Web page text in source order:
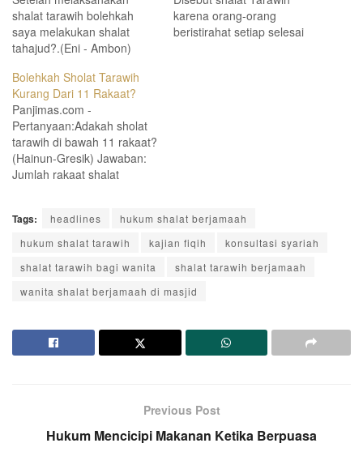
shalat tarawih bolehkah
saya melakukan shalat
tahajud?.(Eni - Ambon)
melaksanakan shalat
tahajud setelah shalat
tarawih banyak ulama yang
berpendapat bahwa hal itu
di perbolehkan,namun
bagaimanakah cara
melakukan shalat tahajud
witir 2 kali dalam satu
malam? Ada…
karena orang-orang
beristirahat setiap selesai
diriwayatkan oleh Bukhari
(Kitab:at-Tahajud…
Bolehkah Sholat Tarawih
Kurang Dari 11 Rakaat?
Panjimas.com -
Pertanyaan:Adakah sholat
tarawih di bawah 11 rakaat?
(Hainun-Gresik) Jawaban:
Jumlah rakaat shalat
ubah,hanya saja Rasulullah
pernah bersabda: صلاة الليل
الصبح صلى ركعة واحدة توتر
له ما قد صلي “Shalat malam
Tags: headlines
hukum shalat berjamaah
hukum shalat tarawih
kajian fiqih
konsultasi syariah
shalat tarawih bagi wanita
shalat tarawih berjamaah
wanita shalat berjamaah di masjid
Previous Post
Hukum Mencicipi Makanan Ketika Berpuasa